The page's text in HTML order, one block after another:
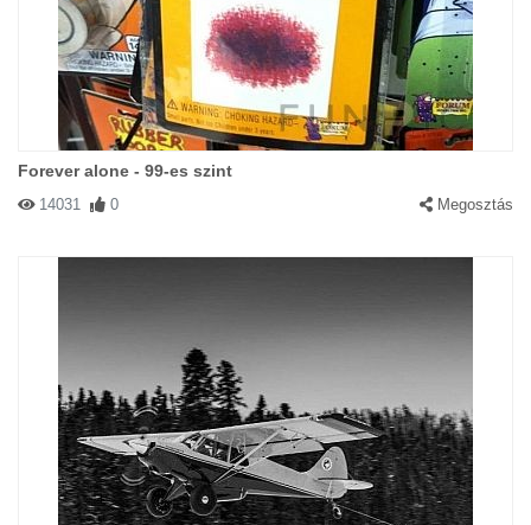
Forever alone - 99-es szint
14031 0 Megosztás